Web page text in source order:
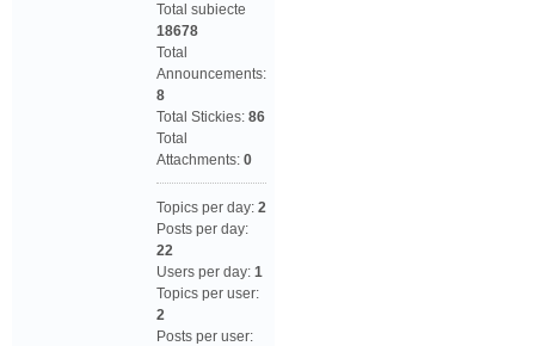
Total subiecte
18678
Total
Announcements:
8
Total Stickies: 86
Total
Attachments: 0
Topics per day: 2
Posts per day:
22
Users per day: 1
Topics per user:
2
Posts per user: